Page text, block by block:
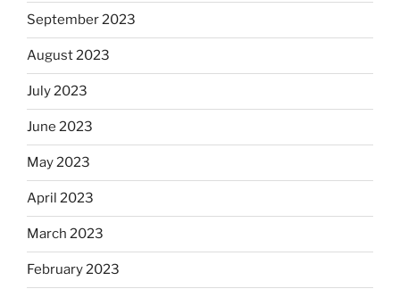
September 2023
August 2023
July 2023
June 2023
May 2023
April 2023
March 2023
February 2023